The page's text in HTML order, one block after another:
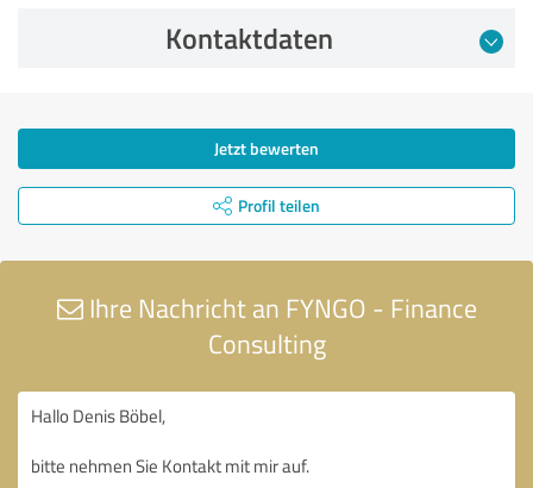
Kontaktdaten
Jetzt bewerten
Profil teilen
Ihre Nachricht an FYNGO - Finance
Consulting